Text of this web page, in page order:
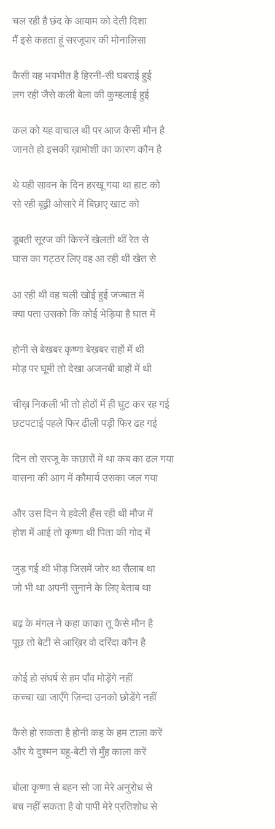
चल रही है छंद के आयाम को देती दिशा
मैं इसे कहता हूं सरजूपार की मोनालिसा
कैसी यह भयभीत है हिरनी-सी घबराई हुई
लग रही जैसे कली बेला की कुम्हलाई हुई
कल को यह वाचाल थी पर आज कैसी मौन है
जानते हो इसकी ख़ामोशी का कारण कौन है
थे यही सावन के दिन हरखू गया था हाट को
सो रही बूढ़ी ओसारे में बिछाए खाट को
डूबती सूरज की किरनें खेलती थीं रेत से
घास का गट्ठर लिए वह आ रही थी खेत से
आ रही थी वह चली खोई हुई जज्बात में
क्या पता उसको कि कोई भेड़िया है घात में
होनी से बेखबर कृष्णा बेख़बर राहों में थी
मोड़ पर घूमी तो देखा अजनबी बाहों में थी
चीख़ निकली भी तो होठों में ही घुट कर रह गई
छटपटाई पहले फिर ढीली पड़ी फिर ढह गई
दिन तो सरजू के कछारों में था कब का ढल गया
वासना की आग में कौमार्य उसका जल गया
और उस दिन ये हवेली हँस रही थी मौज में
होश में आई तो कृष्णा थी पिता की गोद में
जुड़ गई थी भीड़ जिसमें जोर था सैलाब था
जो भी था अपनी सुनाने के लिए बेताब था
बढ़ के मंगल ने कहा काका तू कैसे मौन है
पूछ तो बेटी से आख़िर वो दरिंदा कौन है
कोई हो संघर्ष से हम पाँव मोड़ेंगे नहीं
कच्चा खा जाएँगे ज़िन्दा उनको छोडेंगे नहीं
कैसे हो सकता है होनी कह के हम टाला करें
और ये दुश्मन बहू-बेटी से मुँह काला करें
बोला कृष्णा से बहन सो जा मेरे अनुरोध से
बच नहीं सकता है वो पापी मेरे प्रतिशोध से